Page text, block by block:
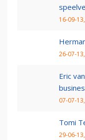
16-09-
26-07-
Eric
07-07-
Tomi
29-06-